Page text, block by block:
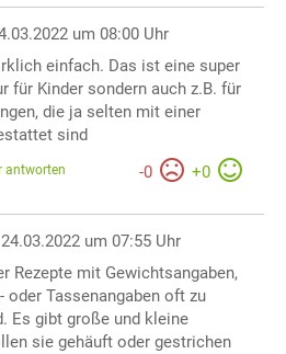
um 08:00 Uhr
einfach. Das ist eine super
für Kinder sondern auch z.B. für
die ja selten mit einer
sind
-0 +0
antworten
um 07:55 Uhr
Rezepte mit Gewichtsangaben,
oder Tassenangaben oft zu
Es gibt große und kleine
sie gehäuft oder gestrichen